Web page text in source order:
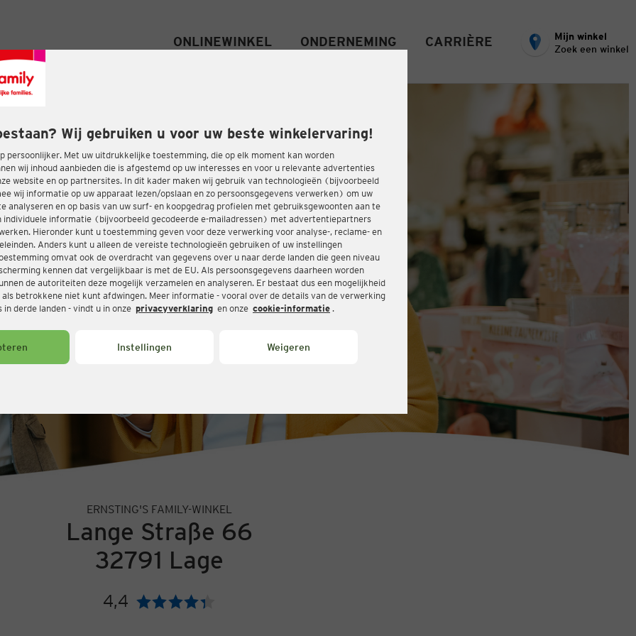
Wij gebruiken u voor uw beste winkelervaring!
persoonlijker. Met uw uitdrukkelijke toestemming, die op elk moment kan worden
wij inhoud aanbieden die is afgestemd op uw interesses en voor u relevante advertenties
website en op partnersites. In dit kader maken wij gebruik van technologieën (bijvoorbeeld
wij informatie op uw apparaat lezen/opslaan en zo persoonsgegevens verwerken) om uw
analyseren en op basis van uw surf- en koopgedrag profielen met gebruiksgewoonten aan te
individuele informatie (bijvoorbeeld gecodeerde e-mailadressen) met advertentiepartners
Hieronder kunt u toestemming geven voor deze verwerking voor analyse-, reclame- en
Anders kunt u alleen de vereiste technologieën gebruiken of uw instellingen
omvat ook de overdracht van gegevens over u naar derde landen die geen niveau
kennen dat vergelijkbaar is met de EU. Als persoonsgegevens daarheen worden
de autoriteiten deze mogelijk verzamelen en analyseren. Er bestaat dus een mogelijkheid
betrokkene niet kunt afdwingen. Meer informatie - vooral over de details van de verwerking
in derde landen - vindt u in onze privacyverklaring en onze cookie-informatie .
Instellingen Weigeren
ONLINEWINKEL ONDERNEMING CARRIÈRE
Mijn winkel
Zoek een winkel
ERNSTING'S FAMILY-WINKEL
Lange Straße 66
32791 Lage
4,4 Beoordeling: